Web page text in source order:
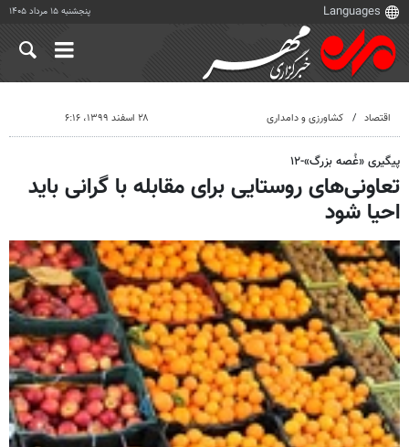
پنجشنبه ۱۵ مرداد ۱۴۰۵
اقتصاد کشاورزی و دامداری ۲۸ اسفند ۱۳۹۹، ۶:۱۶
پیگیری «غُصه بزرگ»-۱۲
تعاونی‌های روستایی برای مقابله با گرانی باید
احیا شود